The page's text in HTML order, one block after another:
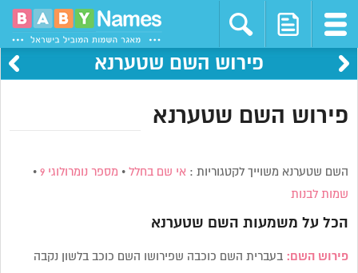
פירוש השם שטערנא
פירוש השם שטערנא
השם שטערנא משוייך לקטגוריות :אי שם בחלל • מספר נומרולוגי 9 •
שמות לבנות
הכל על משמעות השם שטערנא
פירוש השם: בעברית השם כוכבה שפירושו השם כוכב בלשון נקבה